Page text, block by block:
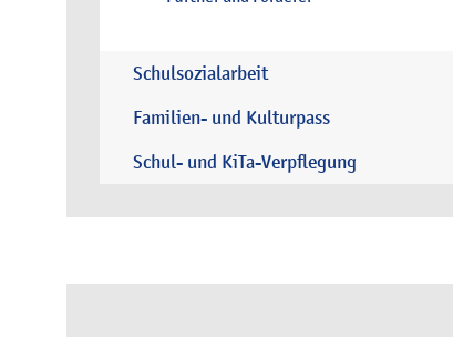
Schulsozialarbeit
Familien- und Kulturpass
Schul- und KiTa-Verpflegung